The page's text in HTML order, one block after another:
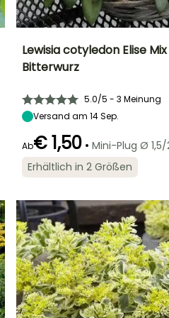
Blütezeit
April für Juni
Geeigneter
Zeitraum für die
Pflanzung
Oktober
Lewisia cotyledon Elise
Bitterwurz
5.0/5 - 3 Meinung
Versand am 14 Sep.
Ab€ 1,50 • Mini-Plug Ø
Erhältlich in 2 Größen